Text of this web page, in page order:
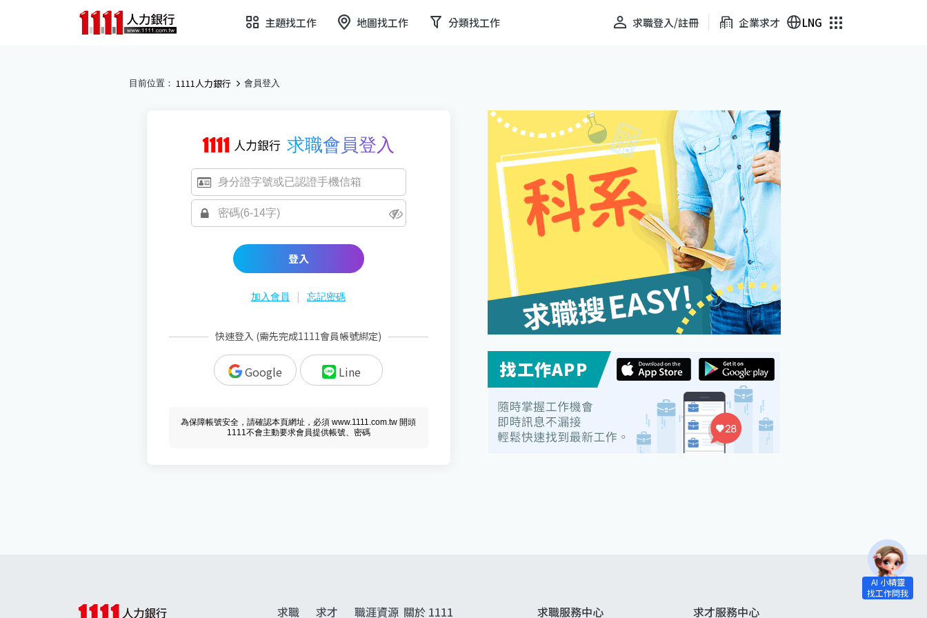
主題找工作 地圖找工作 分類找工作 求職登入/註冊 企業求才 LNG
目前位置： 1111人力銀行 會員登入
求職會員登入
登入
加入會員 | 忘記密碼
快速登入 (需先完成1111會員帳號綁定)
Google Line
為保障帳號安全，請確認本頁網址，必須 www.1111.com.tw 開頭
1111不會主動要求會員提供帳號、密碼
求職 求才 職涯資源 關於 1111 求職服務中心 求才服務中心